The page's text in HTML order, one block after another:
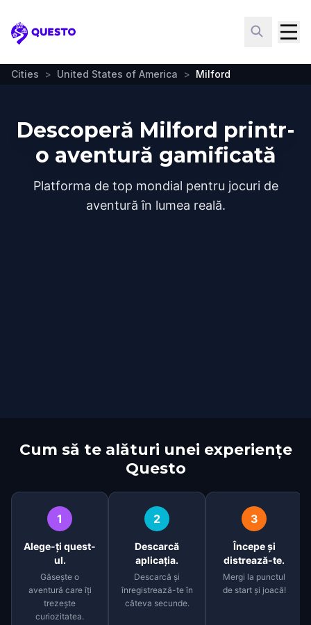
Questo
Cities > United States of America > Milford
Descoperă Milford printr-
o aventură gamificată
Platforma de top mondial pentru jocuri de
aventură în lumea reală.
Cum să te alături unei experiențe
Questo
1
Alege-ți quest-
ul.
Găsește o
aventură care îți
trezește
curiozitatea.
2
Descarcă
aplicația.
Descarcă și
înregistrează-te în
câteva secunde.
3
Începe și
distrează-te.
Mergi la punctul
de start și joacă!